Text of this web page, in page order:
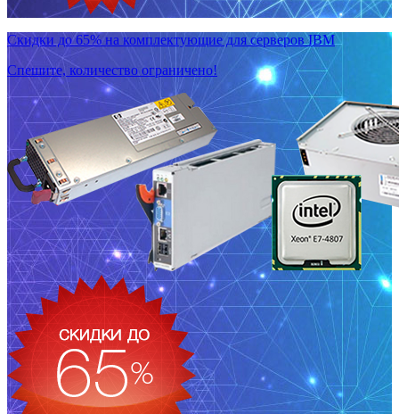
Скидки до 65% на комплектующие для серверов IBM
Спешите, количество ограничено!